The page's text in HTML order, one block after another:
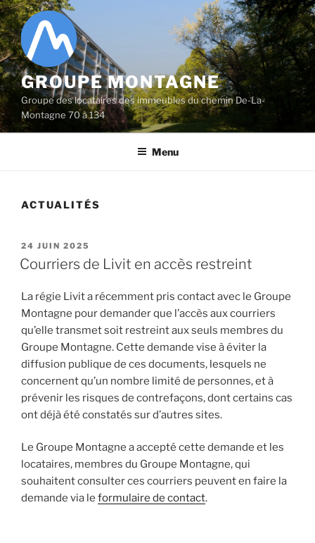
Aller
au
contenu
principal
GROUPE MONTAGNE
Groupe des locataires des immeubles du chemin De-La-
Montagne 70 à 134
Menu
ACTUALITÉS
PUBLIÉ
LE
24 JUIN 2025
Courriers de Livit en accès restreint
La régie Livit a récemment pris contact avec le Groupe
Montagne pour demander que l’accès aux courriers
qu’elle transmet soit restreint aux seuls membres du
Groupe Montagne. Cette demande vise à éviter la
diffusion publique de ces documents, lesquels ne
concernent qu’un nombre limité de personnes, et à
prévenir les risques de contrefaçons, dont certains cas
ont déjà été constatés sur d’autres sites.
Le Groupe Montagne a accepté cette demande et les
locataires, membres du Groupe Montagne, qui
souhaitent consulter ces courriers peuvent en faire la
demande via le formulaire de contact.